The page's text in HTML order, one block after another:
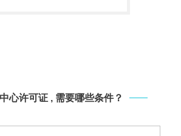
心许可证 , 需要哪些条件？